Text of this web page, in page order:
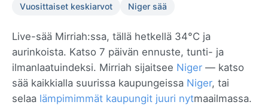
Vuosittaiset keskiarvot
Niger sää
Live-sää Mirriah:ssa, tällä hetkellä 34°C ja
aurinkoista. Katso 7 päivän ennuste, tunti- ja
ilmanlaatuindeksi. Mirriah sijaitsee Niger — katso
sää kaikkialla suurissa kaupungeissa Niger, tai
selaa lämpimimmät kaupungit juuri nytmaailmassa.